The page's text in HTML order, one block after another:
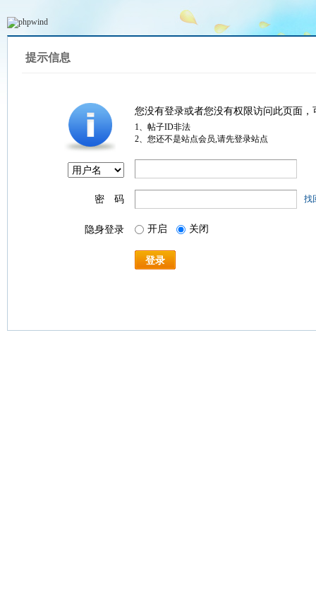
提示信息
您没有登录或者您没有权限访问此页面
1、帖子ID非法
2、您还不是站点会员,请先登录站点
密 码 找
隐身登录 开启 关闭
登录